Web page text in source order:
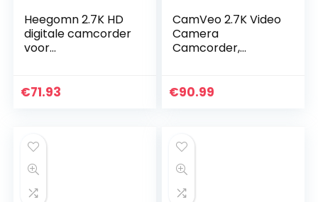
Heegomn 2.7K HD
digitale camcorder
voor
1520P videocamera
€71.93
CamVeo 2.7K Video
Camera
Camcorder,
zoom en 36 Mega
€90.99